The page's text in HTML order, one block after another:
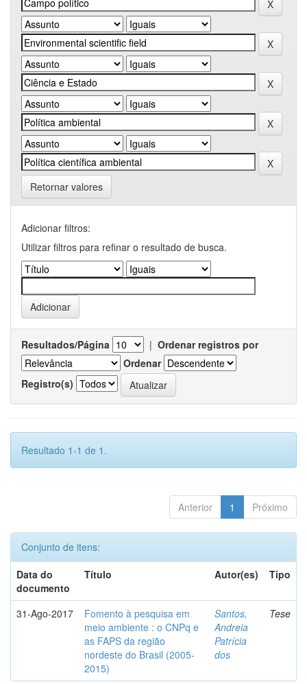
Retornar valores
Adicionar filtros:
Utilizar filtros para refinar o resultado de busca.
Resultados/Página | Ordenar registros por
Ordenar
Registro(s)
Resultado 1-1 de 1.
Anterior 1 Próximo
Conjunto de itens:
Data do
documento
Título Autor(es) Tipo
31-Ago-2017
Fomento à pesquisa em
meio ambiente : o CNPq e
as FAPS da região
nordeste do Brasil (2005-
2015)
Santos,
Andreia
Patrícia
dos
Tese